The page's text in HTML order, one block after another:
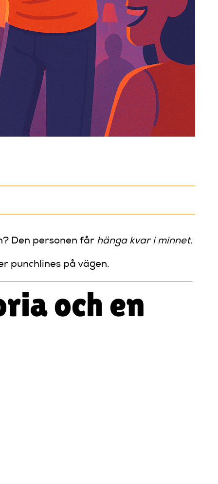
Den personen får hänga kvar i minnet.
punchlines på vägen.
och en